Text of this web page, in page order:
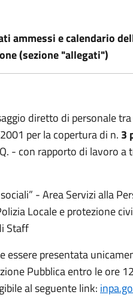
ammessi e calendario
(sezione "allegati")
diretto di personale
per la copertura di n. 3
- con rapporto di lavoro
- Area Servizi alla
Locale e protezione
Staff
essere presentata
Pubblica entro le ore
al seguente link: